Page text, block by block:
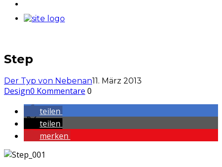
Step
Der Typ von Nebenan11. März 2013
Design0 Kommentare 0
teilen
teilen
merken